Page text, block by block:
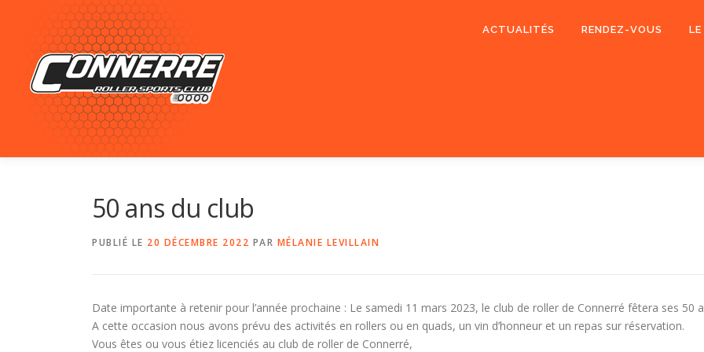
Aller au contenu
ACTUALITÉS RENDEZ-VOUS
50 ans du club
PUBLIÉ LE 20 DÉCEMBRE 2022 PAR MÉLANIE LEVILLAIN
Date importante à retenir pour l’année prochaine : Le samedi 11 mars 2023, le club de roller de Connerré fêtera ses 50
A cette occasion nous avons prévu des activités en rollers ou en quads, un vin d’honneur et un repas sur réservation.
Vous êtes ou vous étiez licenciés au club de roller de Connerré,